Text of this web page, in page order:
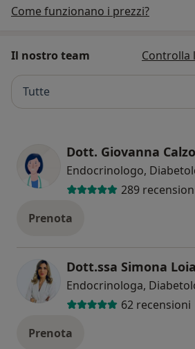
Come funzionano i prezzi?
Il nostro team Controlla
Tutte
Dott. Giovanna
Endocrinologo,
289
Prenota
Dott.ssa Simona
Endocrinologa,
62 recensioni
Prenota